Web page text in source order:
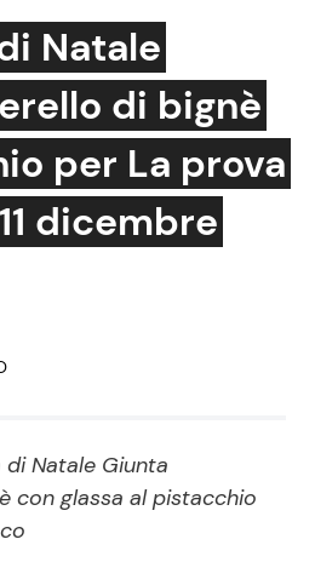
Gossip e TV
Bellezze VIP
Coppie VIP
Soap Opera
Natale
di bignè
per La prova
dicembre
Natale Giunta
con glassa al pistacchio